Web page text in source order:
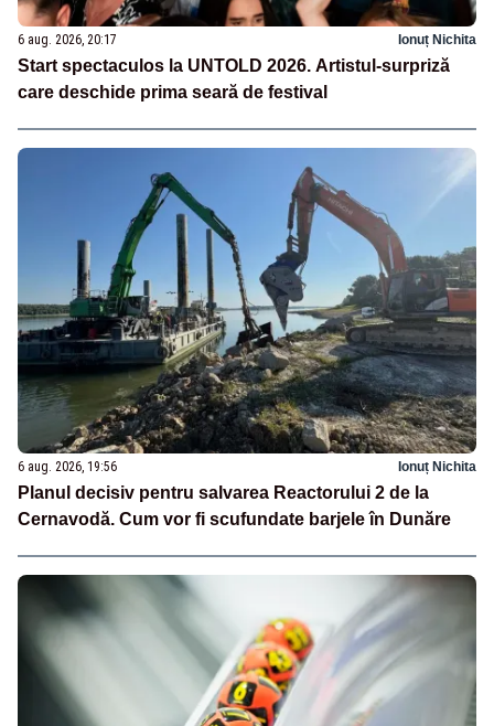
6 aug. 2026, 20:17 Ionuț Nichita
Start spectaculos la UNTOLD 2026. Artistul-surpriză
care deschide prima seară de festival
6 aug. 2026, 19:56 Ionuț Nichita
Planul decisiv pentru salvarea Reactorului 2 de la
Cernavodă. Cum vor fi scufundate barjele în Dunăre